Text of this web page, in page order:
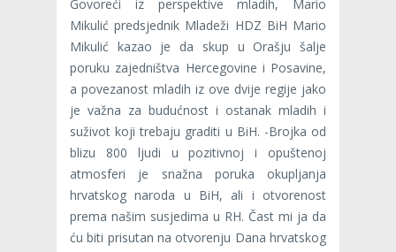
Govoreći iz perspektive mladih, Mario
Mikulić predsjednik Mladeži HDZ BiH Mario
Mikulić kazao je da skup u Orašju šalje
poruku zajedništva Hercegovine i Posavine,
a povezanost mladih iz ove dvije regije jako
je važna za budućnost i ostanak mladih i
suživot koji trebaju graditi u BiH. -Brojka od
blizu 800 ljudi u pozitivnoj i opuštenoj
atmosferi je snažna poruka okupljanja
hrvatskog naroda u BiH, ali i otvorenost
prema našim susjedima u RH. Čast mi ja da
ću biti prisutan na otvorenju Dana hrvatskog